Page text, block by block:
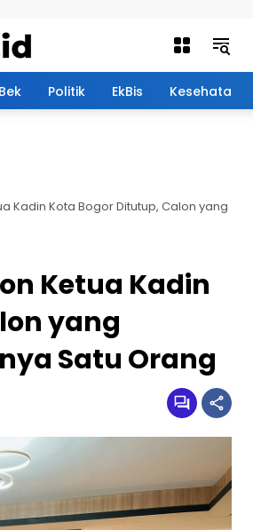
Politik EkBis Kesehatan
Kadin Kota Bogor Ditutup, Calon yang
Ketua Kadin
yang
Satu Orang